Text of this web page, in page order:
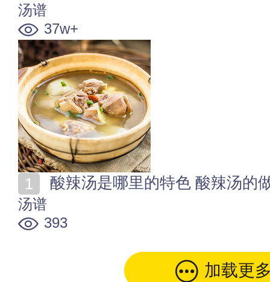
汤谱
37w+
酸辣汤是哪里的特色 酸辣汤的
汤谱
393
加载更